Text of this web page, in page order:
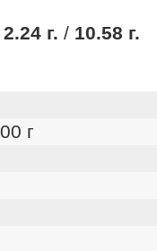
2.24 г. / 10.58 г.
г